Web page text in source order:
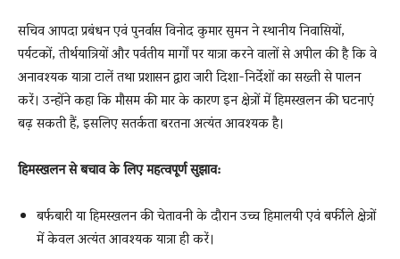
सचिव आपदा प्रबंधन एवं पुनर्वास विनोद कुमार सुमन ने स्थानीय निवासियों,
पर्यटकों, तीर्थयात्रियों और पर्वतीय मार्गों पर यात्रा करने वालों से अपील की है कि वे
अनावश्यक यात्रा टालें तथा प्रशासन द्वारा जारी दिशा-निर्देशों का सख्ती से पालन
करें। उन्होंने कहा कि मौसम की मार के कारण इन क्षेत्रों में हिमस्खलन की घटनाएं
बढ़ सकती हैं, इसलिए सतर्कता बरतना अत्यंत आवश्यक है।
हिमस्खलन से बचाव के लिए महत्वपूर्ण सुझाव:
बर्फबारी या हिमस्खलन की चेतावनी के दौरान उच्च हिमालयी एवं बर्फीले क्षेत्रों
में केवल अत्यंत आवश्यक यात्रा ही करें।